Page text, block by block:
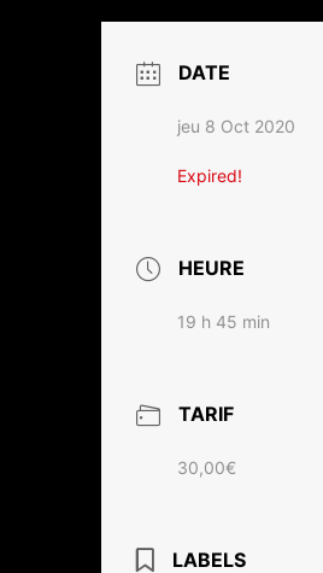
DATE
jeu 8 Oct 2020
Expired!
HEURE
19 h 45 min
TARIF
30,00€
LABELS